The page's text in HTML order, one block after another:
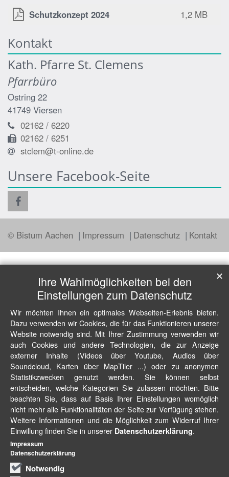
Schutzkonzept 2024
1,2 MB
Kontakt
Kath. Pfarre St. Clemens
Pfarrbüro
Ostring 22
41749 Viersen
02162 / 6220
02162 / 6251
stclem@t-online.de
Unsere Facebook-Seite
© Bistum Aachen Impressum Datenschutz Kontakt
Ihre Wahlmöglichkeiten bei den
Einstellungen zum Datenschutz
Wir möchten Ihnen ein optimales Webseiten-Erlebnis bieten.
Dazu verwenden wir Cookies, die für das Funktionieren unserer
Website notwendig sind. Mit Ihrer Zustimmung verwenden wir
auch Cookies und andere Technologien, die zur Anzeige
externer Inhalte (Videos über Youtube, Audios über
Soundcloud, Karten über MapTiler ...) oder zu anonymen
Statistikzwecken genutzt werden. Sie können selbst
entscheiden, welche Kategorien Sie zulassen möchten. Bitte
beachten Sie, dass auf Basis Ihrer Einstellungen womöglich
nicht mehr alle Funktionalitäten der Seite zur Verfügung stehen.
Weitere Informationen und die Möglichkeit zum Widerruf Ihrer
Einwillung finden Sie in unserer Datenschutzerklärung.
Notwendig
✕
Impressum
Datenschutzerklärung